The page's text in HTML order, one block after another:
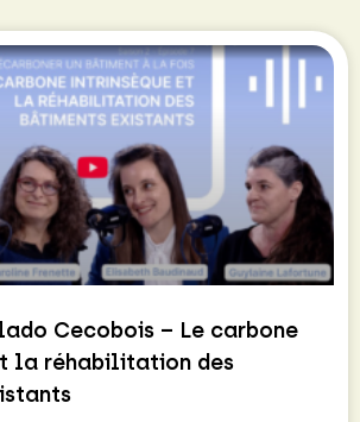
Cecobois – Le carbone
la réhabilitation des